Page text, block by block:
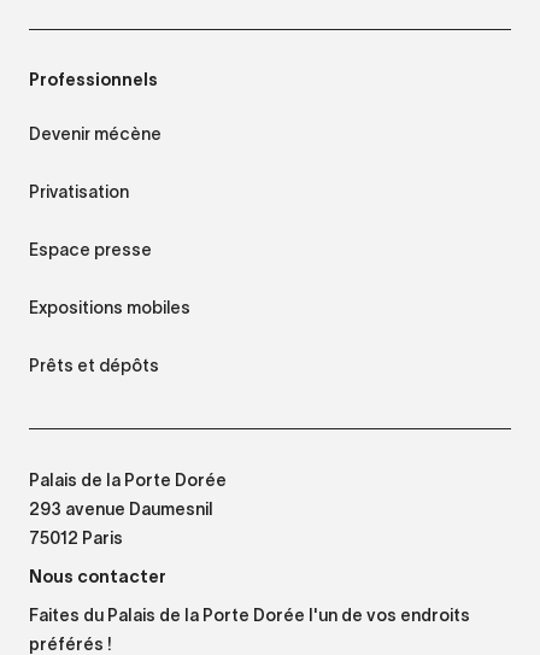
Professionnels
Devenir mécène
Privatisation
Espace presse
Expositions mobiles
Prêts et dépôts
Palais de la Porte Dorée
293 avenue Daumesnil
75012 Paris
Nous contacter
Faites du Palais de la Porte Dorée l'un de vos endroits
préférés !